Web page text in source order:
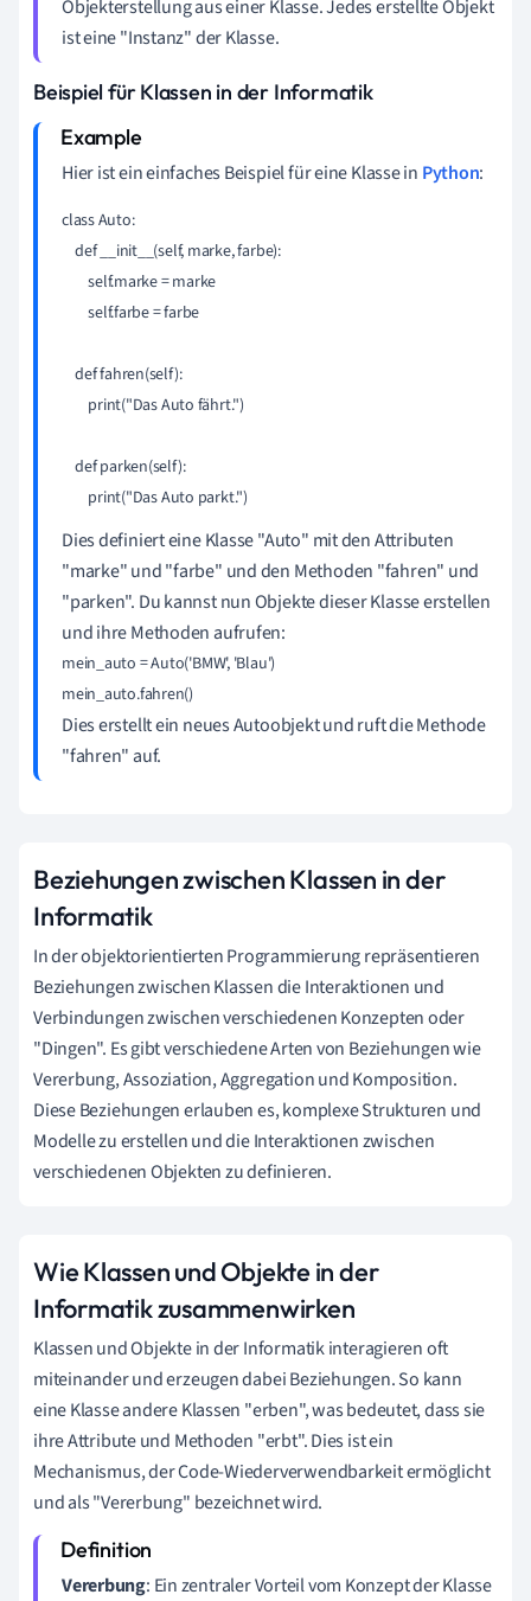
Objekterstellung aus einer Klasse. Jedes erstellte Objekt
ist eine "Instanz" der Klasse.
Beispiel für Klassen in der Informatik
Hier ist ein einfaches Beispiel für eine Klasse in Python:
class Auto:
    def __init__(self, marke, farbe):
        self.marke = marke
        self.farbe = farbe
    def fahren(self):
        print("Das Auto fährt.")
    def parken(self):
Dies definiert eine Klasse "Auto" mit den Attributen
"marke" und "farbe" und den Methoden "fahren" und
"parken". Du kannst nun Objekte dieser Klasse erstellen
und ihre Methoden aufrufen:
mein_auto = Auto('BMW', 'Blau')
Dies erstellt ein neues Autoobjekt und ruft die Methode
"fahren" auf.
Beziehungen zwischen Klassen in der
Informatik
In der objektorientierten Programmierung repräsentieren
Beziehungen zwischen Klassen die Interaktionen und
Verbindungen zwischen verschiedenen Konzepten oder
"Dingen". Es gibt verschiedene Arten von Beziehungen wie
Vererbung, Assoziation, Aggregation und Komposition.
Diese Beziehungen erlauben es, komplexe Strukturen und
Modelle zu erstellen und die Interaktionen zwischen
verschiedenen Objekten zu definieren.
Wie Klassen und Objekte in der
Informatik zusammenwirken
Klassen und Objekte in der Informatik interagieren oft
miteinander und erzeugen dabei Beziehungen. So kann
eine Klasse andere Klassen "erben", was bedeutet, dass sie
ihre Attribute und Methoden "erbt". Dies ist ein
Mechanismus, der Code-Wiederverwendbarkeit ermöglicht
und als "Vererbung" bezeichnet wird.
Vererbung: Ein zentraler Vorteil vom Konzept der Klasse